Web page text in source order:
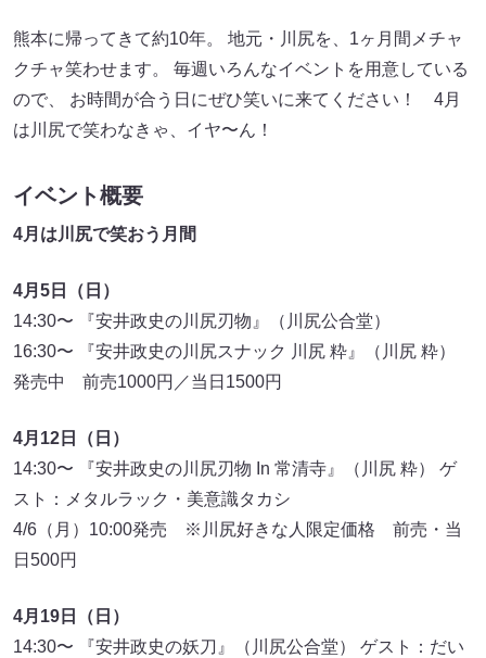
熊本に帰ってきて約10年。 地元・川尻を、1ヶ月間メチャ
クチャ笑わせます。 毎週いろんなイベントを用意している
ので、 お時間が合う日にぜひ笑いに来てください！ 4月
は川尻で笑わなきゃ、イヤ〜ん！
イベント概要
4月は川尻で笑おう月間
4月5日（日）
14:30〜 『安井政史の川尻刃物』（川尻公合堂）
16:30〜 『安井政史の川尻スナック 川尻 粋』（川尻 粋）
発売中 前売1000円／当日1500円
4月12日（日）
14:30〜 『安井政史の川尻刃物 In 常清寺』（川尻 粋） ゲ
スト：メタルラック・美意識タカシ
4/6（月）10:00発売 ※川尻好きな人限定価格 前売・当
日500円
4月19日（日）
14:30〜 『安井政史の妖刀』（川尻公合堂） ゲスト：だい